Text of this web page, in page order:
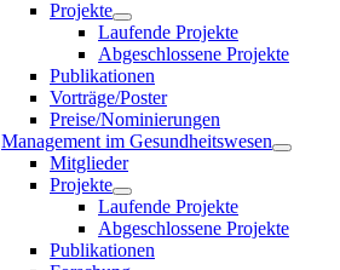
Projekte
Laufende Projekte
Abgeschlossene Projekte
Publikationen
Vorträge/Poster
Preise/Nominierungen
Management im Gesundheitswesen
Mitglieder
Projekte
Laufende Projekte
Abgeschlossene Projekte
Publikationen